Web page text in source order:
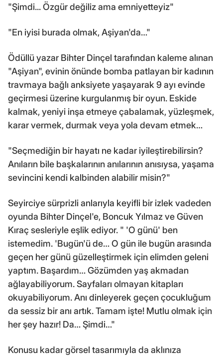
"Şimdi... Özgür değiliz ama emniyetteyiz"
"En iyisi burada olmak, Aşiyan'da…"
Ödüllü yazar Bihter Dinçel tarafından kaleme alınan
"Aşiyan", evinin önünde bomba patlayan bir kadının
travmaya bağlı anksiyete yaşayarak 9 ayı evinde
geçirmesi üzerine kurgulanmış bir oyun. Eskide
kalmak, yeniyi inşa etmeye çabalamak, yüzleşmek,
karar vermek, durmak veya yola devam etmek…
"Seçmediğin bir hayatı ne kadar iyileştirebilirsin?
Anıların bile başkalarının anılarının anısıysa, yaşama
sevincini kendi kalbinden alabilir misin?"
Seyirciye sürprizli anlarıyla keyifli bir izlek vadeden
oyunda Bihter Dinçel'e, Boncuk Yılmaz ve Güven
Kıraç sesleriyle eşlik ediyor. " 'O günü' ben
istemedim. 'Bugün'ü de… O gün ile bugün arasında
geçen her günü güzelleştirmek için elimden geleni
yaptım. Başardım… Gözümden yaş akmadan
ağlayabiliyorum. Sayfaları olmayan kitapları
okuyabiliyorum. Anı dinleyerek geçen çocukluğum
da sessiz bir anı artık. Tamam işte! Mutlu olmak için
her şey hazır! Da… Şimdi…"
Konusu kadar görsel tasarımıyla da aklınıza